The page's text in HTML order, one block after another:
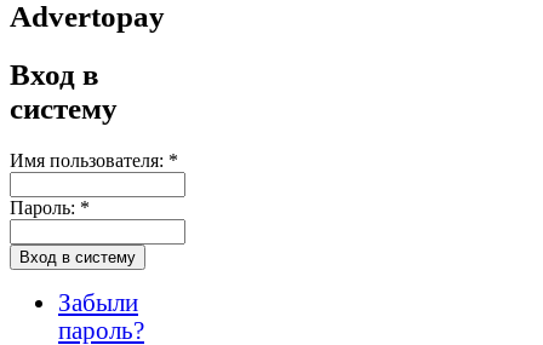
Advertopay
Вход в
систему
Имя пользователя: *
Пароль: *
Забыли
пароль?